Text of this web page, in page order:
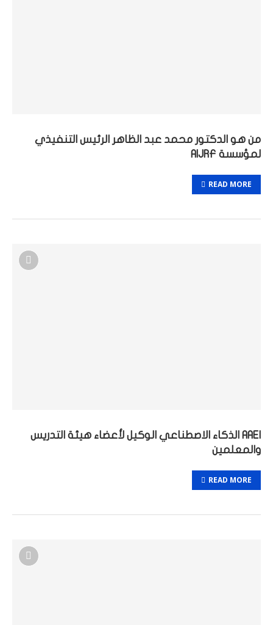
من هو الدكتور محمد عبد الظاهر الرئيس التنفيذي
لمؤسسة AIJRF
READ MORE
AAEI الذكاء الاصطناعي الوكيل لأعضاء هيئة التدريس
والمعلمين
READ MORE